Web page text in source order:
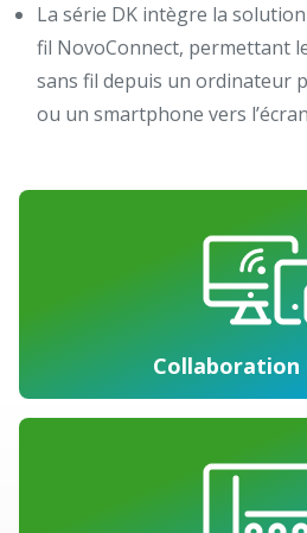
La série DK intègre la
fil NovoConnect, permettant
sans fil depuis un ordinateur
ou un smartphone vers
Collaboration